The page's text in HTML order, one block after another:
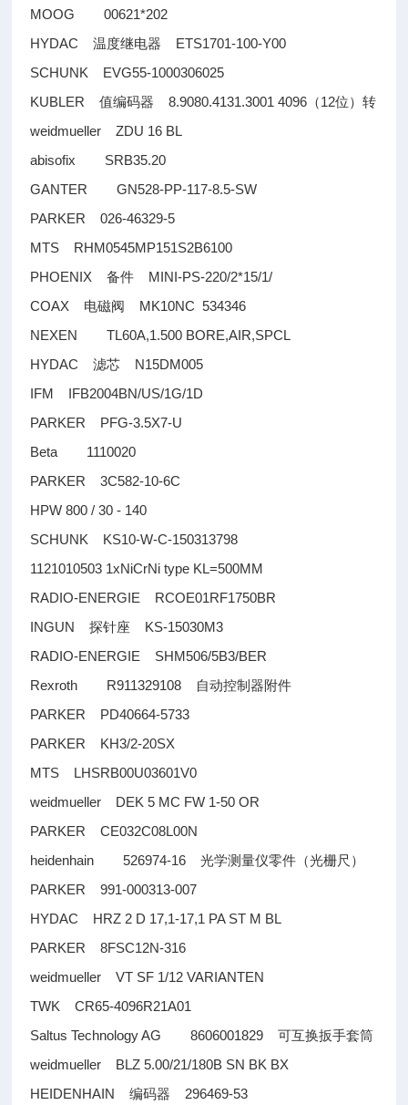
MOOG 00621*202
HYDAC温度继电器
ETS1701-100-Y00
SCHUNK EVG55-1000306025
KUBLER值编码器 8.9080.4131.3001 4096 （12位）转
weidmueller ZDU 16 BL
abisofix SRB35.20
GANTER GN528-PP-117-8.5-SW
PARKER 026-46329-5
MTS RHM0545MP151S2B6100
PHOENIX备件 MINI-PS-220/2*15/1/
COAX 电磁阀
MK10NC 534346
NEXEN TL60A,1.500 BORE,AIR,SPCL
HYDAC滤芯 N15DM005
IFM IFB2004BN/US/1G/1D
PARKER PFG-3.5X7-U
Beta 1110020
PARKER 3C582-10-6C
HPW 800 / 30 - 140
SCHUNK KS10-W-C-150313798
1121010503 1xNiCrNi type KL=500MM
RADIO-ENERGIE RCOE01RF1750BR
INGUN探针座
KS-15030M3
RADIO-ENERGIE SHM506/5B3/BER
Rexroth R911329108
自动控制器附件
PARKER PD40664-5733
PARKER KH3/2-20SX
MTS LHSRB00U03601V0
weidmueller DEK 5 MC FW 1-50 OR
PARKER CE032C08L00N
heidenhain 526974-16光学测量仪零件（光栅尺）
PARKER 991-000313-007
HYDAC HRZ 2 D 17,1-17,1 PA ST M BL
PARKER 8FSC12N-316
weidmueller VT SF 1/12 VARIANTEN
TWK CR65-4096R21A01
Saltus Technology AG 8606001829可互换扳手套筒
weidmueller BLZ 5.00/21/180B SN BK BX
HEIDENHAIN编码器
296469-53